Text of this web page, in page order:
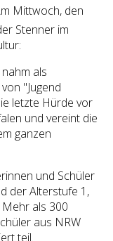
Mittwoch, den
Stenner im
als
"Jugend
letzte Hürde vor
und vereint die
ganzen
und Schüler
der Alterstufe 1,
als 300
aus NRW
teil.